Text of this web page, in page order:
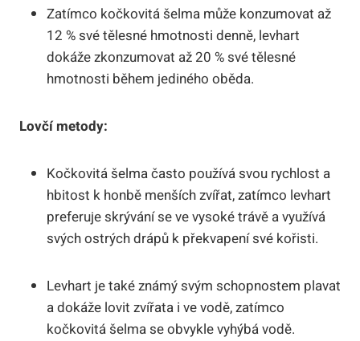
Zatímco kočkovitá šelma může konzumovat až
12 % své tělesné hmotnosti denně, levhart
dokáže zkonzumovat až 20 % své tělesné
hmotnosti během jediného oběda.
Lovčí metody:
Kočkovitá šelma často používá svou rychlost a
hbitost k honbě menších zvířat, zatímco levhart
preferuje skrývání se ve vysoké trávě a využívá
svých ostrých drápů k překvapení své kořisti.
Levhart je také známý svým schopnostem plavat
a dokáže lovit zvířata i ve vodě, zatímco
kočkovitá šelma se obvykle vyhýbá vodě.